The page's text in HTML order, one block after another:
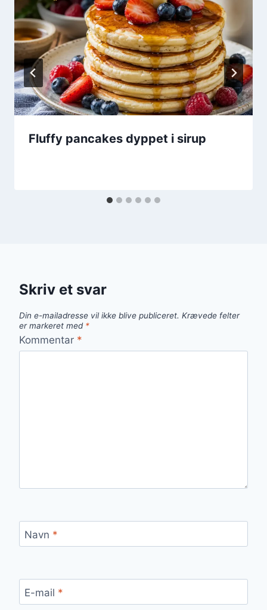
Fluffy pancakes dyppet i sirup
Skriv et svar
Din e-mailadresse vil ikke blive publiceret. Krævede felter
er markeret med *
Kommentar *
Navn *
E-mail *